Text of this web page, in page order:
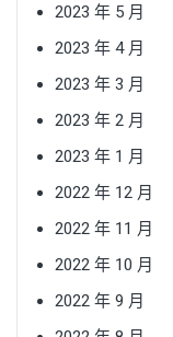
2023 年 5 月
2023 年 4 月
2023 年 3 月
2023 年 2 月
2023 年 1 月
2022 年 12 月
2022 年 11 月
2022 年 10 月
2022 年 9 月